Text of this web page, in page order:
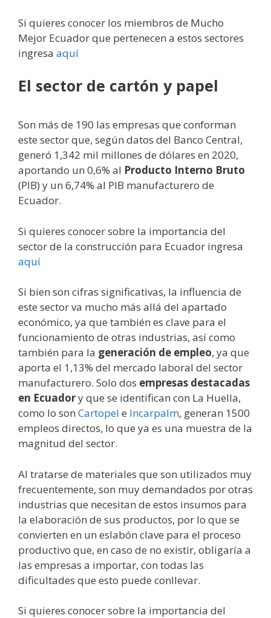
Si quieres conocer los miembros de Mucho
Mejor Ecuador que pertenecen a estos sectores
ingresa aquí
El sector de cartón y papel
Son más de 190 las empresas que conforman
este sector que, según datos del Banco Central,
generó 1,342 mil millones de dólares en 2020,
aportando un 0,6% al Producto Interno Bruto
(PIB) y un 6,74% al PIB manufacturero de
Ecuador.
Si quieres conocer sobre la importancia del
sector de la construcción para Ecuador ingresa
aquí
Si bien son cifras significativas, la influencia de
este sector va mucho más allá del apartado
económico, ya que también es clave para el
funcionamiento de otras industrias, así como
también para la generación de empleo, ya que
aporta el 1,13% del mercado laboral del sector
manufacturero. Solo dos empresas destacadas
en Ecuadory que se identifican con La Huella,
como lo son Cartopel e Incarpalm, generan 1500
empleos directos, lo que ya es una muestra de la
magnitud del sector.
Al tratarse de materiales que son utilizados muy
frecuentemente, son muy demandados por otras
industrias que necesitan de estos insumos para
la elaboración de sus productos, por lo que se
convierten en un eslabón clave para el proceso
productivo que, en caso de no existir, obligaría a
las empresas a importar, con todas las
dificultades que esto puede conllevar.
Si quieres conocer sobre la importancia del